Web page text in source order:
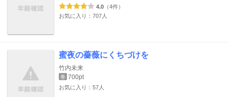
4.0 （4件）
お気に入り：707人
蜜夜の薔薇にくちづけを
竹内未来
巻 700pt
お気に入り：57人